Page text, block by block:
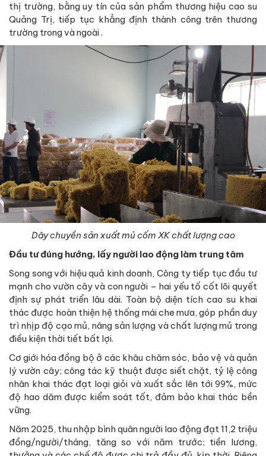
thị trường, bằng uy tín của sản phẩm thương hiệu cao su
Quảng Trị, tiếp tục khẳng định thành công trên thương
trường trong và ngoài .
Dây chuyền sản xuất mủ cốm XK chất lượng cao
Đầu tư đúng hướng, lấy người lao động làm trung tâm
Song song với hiệu quả kinh doanh, Công ty tiếp tục đầu tư
mạnh cho vườn cây và con người – hai yếu tố cốt lõi quyết
định sự phát triển lâu dài. Toàn bộ diện tích cao su khai
thác được hoàn thiện hệ thống mái che mưa, góp phần duy
trì nhịp độ cạo mủ, nâng sản lượng và chất lượng mủ trong
điều kiện thời tiết bất lợi.
Cơ giới hóa đồng bộ ở các khâu chăm sóc, bảo vệ và quản
lý vườn cây; công tác kỹ thuật được siết chặt, tỷ lệ công
nhân khai thác đạt loại giỏi và xuất sắc lên tới 99%, mức
độ hao dăm được kiểm soát tốt, đảm bảo khai thác bền
vững.
Năm 2025, thu nhập bình quân người lao động đạt 11,2 triệu
đồng/người/tháng, tăng so với năm trước; tiền lương,